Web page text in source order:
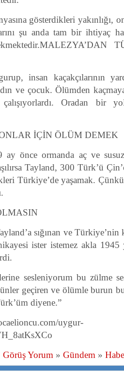
gösterdikleri yakınlığı,
şu anda tam bir ihtiyaç
insan kaçakçılarının
ve çocuk. Ölümden
çalışıyorlardı. Oradan bir
İÇİN ÖLÜM DEMEK
ay önce ormanda aç ve
Tayland, 300 Türk’ü
Türkiye’de yaşamak.
sığınan ve
ister istemez akla 1945
sesleniyorum bu zülme
geçiren ve ölümle burun
diyene.”
uygur-
Görüş Yorum » Gündem »